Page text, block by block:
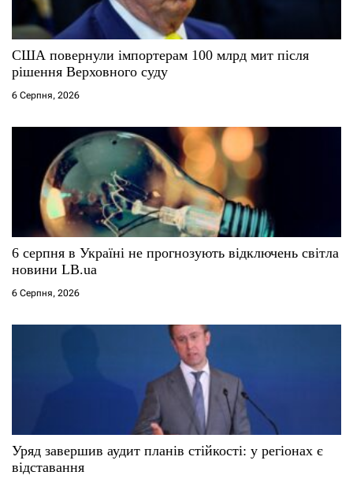
с
і
в
США повернули імпортерам 100 млрд мит після
рішення Верховного суду
6 Серпня, 2026
6 серпня в Україні не прогнозують відключень світла
новини LB.ua
6 Серпня, 2026
Уряд завершив аудит планів стійкості: у регіонах є
відставання